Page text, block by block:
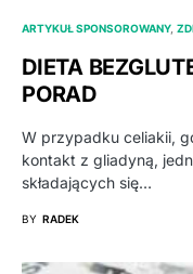
ARTYKUŁ SPONSOROWANY
DIETA
PORAD
W przypadku celiakii,
kontakt z gliadyną,
składających się…
BY RADEK